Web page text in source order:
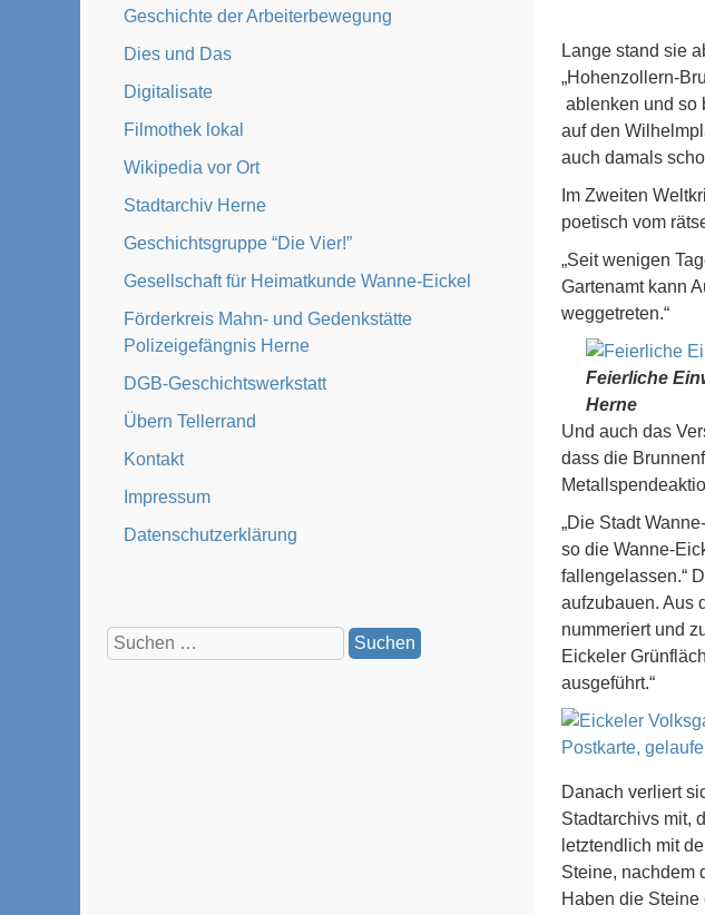
Geschichte der Arbeiterbewegung
Dies und Das
Digitalisate
Filmothek lokal
Wikipedia vor Ort
Stadtarchiv Herne
Geschichtsgruppe “Die Vier!”
Gesellschaft für Heimatkunde Wanne-Eickel
Förderkreis Mahn- und Gedenkstätte
Polizeigefängnis Herne
DGB-Geschichtswerkstatt
Übern Tellerrand
Kontakt
Impressum
Datenschutzerklärung
Suchen
nach:
Lange stand sie
„Hohenzollern-
ablenken und so
auf den
auch damals
Im Zweiten
poetisch vom
„Seit wenigen
Gartenamt kann
weggetreten.“
Feierliche
Herne
Und auch das
dass die
„Die Stadt
so die Wanne-
fallengelassen.“
aufzubauen. Aus
nummeriert und
Eickeler
ausgeführt.“
Danach verliert
Stadtarchivs mit,
letztendlich mit
Steine, nachdem
Haben die